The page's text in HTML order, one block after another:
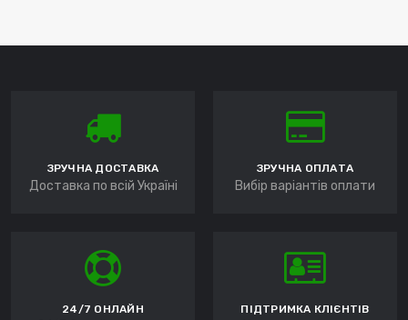
ЗРУЧНА ДОСТАВКА
Доставка по всій Україні
ЗРУЧНА ОПЛАТА
Вибір варіантів оплати
24/7 ОНЛАЙН ПІДТРИМКА КЛІЄНТІВ